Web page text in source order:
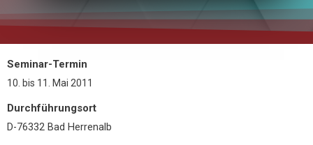
Seminar-Termin
10. bis 11. Mai 2011
Durchführungsort
D-76332 Bad Herrenalb